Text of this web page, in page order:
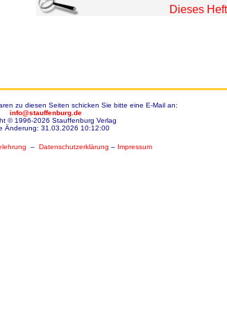
Dieses
zu diesen Seiten schicken Sie bitte eine E-Mail an:
info@stauffenburg.de
© 1996-2026 Stauffenburg Verlag
Änderung: 31.03.2026 10:12:00
– Datenschutzerklärung – Impressum